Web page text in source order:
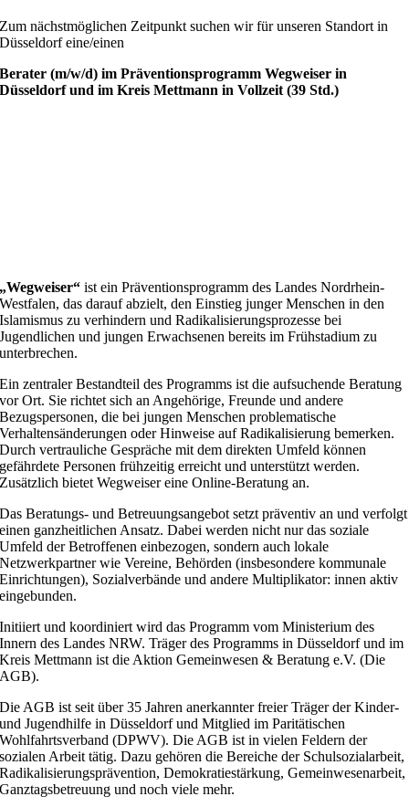
Zum nächstmöglichen Zeitpunkt suchen wir für unseren Standort in
Düsseldorf eine/einen
Berater (m/w/d) im Präventionsprogramm Wegweiserin
Düsseldorf und im Kreis Mettmannin Vollzeit (39 Std.)
„Wegweiser“ ist ein Präventionsprogramm des Landes Nordrhein-
Westfalen, das darauf abzielt, den Einstieg junger Menschen in den
Islamismus zu verhindern und Radikalisierungsprozesse bei
Jugendlichen und jungen Erwachsenen bereits im Frühstadium zu
unterbrechen.
Ein zentraler Bestandteil des Programms ist die aufsuchende Beratung
vor Ort. Sie richtet sich an Angehörige, Freunde und andere
Bezugspersonen, die bei jungen Menschen problematische
Verhaltensänderungen oder Hinweise auf Radikalisierung bemerken.
Durch vertrauliche Gespräche mit dem direkten Umfeld können
gefährdete Personen frühzeitig erreicht und unterstützt werden.
Zusätzlich bietet Wegweiser eine Online-Beratung an.
Das Beratungs- und Betreuungsangebot setzt präventiv an und verfolgt
einen ganzheitlichen Ansatz. Dabei werden nicht nur das soziale
Umfeld der Betroffenen einbezogen, sondern auch lokale
Netzwerkpartner wie Vereine, Behörden (insbesondere kommunale
Einrichtungen), Sozialverbände und andere Multiplikator: innen aktiv
eingebunden.
Initiiert und koordiniert wird das Programm vom Ministerium des
Innern des Landes NRW. Träger des Programms in Düsseldorf und im
Kreis Mettmann ist die Aktion Gemeinwesen & Beratung e.V. (Die
AGB).
Die AGB ist seit über 35 Jahren anerkannter freier Träger der Kinder-
und Jugendhilfe in Düsseldorf und Mitglied im Paritätischen
Wohlfahrtsverband (DPWV). Die AGB ist in vielen Feldern der
sozialen Arbeit tätig. Dazu gehören die Bereiche der Schulsozialarbeit,
Radikalisierungsprävention, Demokratiestärkung, Gemeinwesenarbeit,
Ganztagsbetreuung und noch viele mehr.